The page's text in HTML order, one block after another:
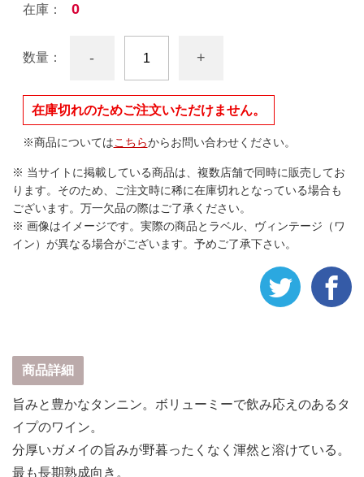
在庫： 0
数量： - +
在庫切れのためご注文いただけません。
※商品についてはこちらからお問い合わせください。
※ 当サイトに掲載している商品は、複数店舗で同時に販売してお
ります。そのため、ご注文時に稀に在庫切れとなっている場合も
ございます。万一欠品の際はご了承ください。
※ 画像はイメージです。実際の商品とラベル、ヴィンテージ（ワ
イン）が異なる場合がございます。予めご了承下さい。
商品詳細
旨みと豊かなタンニン。ボリューミーで飲み応えのあるタ
イプのワイン。
分厚いガメイの旨みが野暮ったくなく渾然と溶けている。
最も長期熟成向き。